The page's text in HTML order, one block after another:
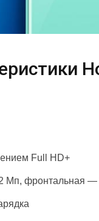
Full HD+
Мп, фронтальная